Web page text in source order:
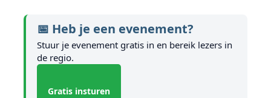
📅 Heb je een evenement?
Stuur je evenement gratis in en bereik lezers in
de regio.
Gratis insturen